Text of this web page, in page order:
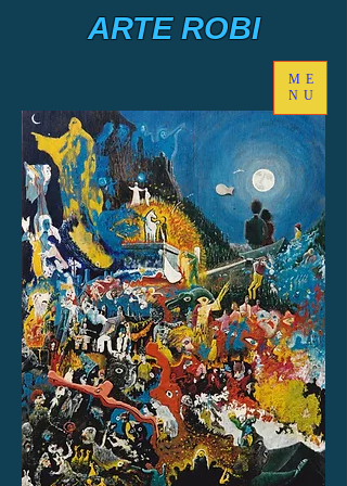
ME
NU
ARTE ROBI